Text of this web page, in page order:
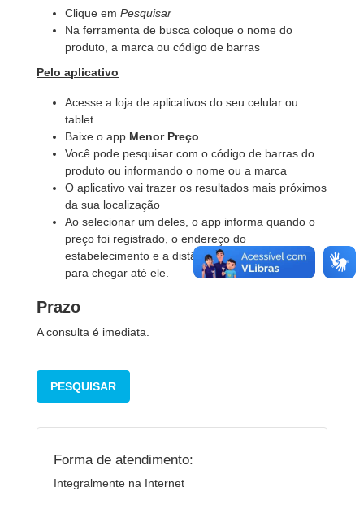
Clique em Pesquisar
Na ferramenta de busca coloque o nome do
produto, a marca ou código de barras
Pelo aplicativo
Acesse a loja de aplicativos do seu celular ou
tablet
Baixe o app Menor Preço
Você pode pesquisar com o código de barras do
produto ou informando o nome ou a marca
O aplicativo vai trazer os resultados mais próximos
da sua localização
Ao selecionar um deles, o app informa quando o
preço foi registrado, o endereço do
estabelecimento e a distância a ser percorrida
para chegar até ele.
Prazo
A consulta é imediata.
PESQUISAR
Forma de atendimento:
Integralmente na Internet